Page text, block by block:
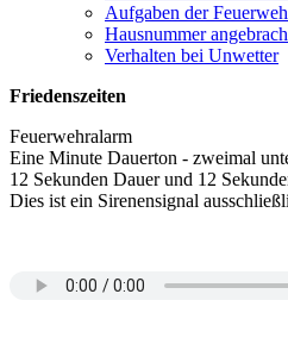
Aufgaben der
Hausnummer
Verhalten bei Unwetter
Friedenszeiten
Feuerwehralarm
Eine Minute Dauerton - zweimal
12 Sekunden Dauer und 12
Dies ist ein Sirenensignal